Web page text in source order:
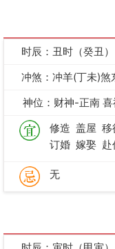
时辰：丑时（癸丑）
冲煞：冲羊(丁未)煞
神位：财神-正南
修造 盖屋 移
订婚 嫁娶 赴
无